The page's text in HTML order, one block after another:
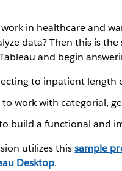
in healthcare and
data? Then this is
and begin
to inpatient length
to work with categorial,
build a functional and
utilizes thissample
Desktop.